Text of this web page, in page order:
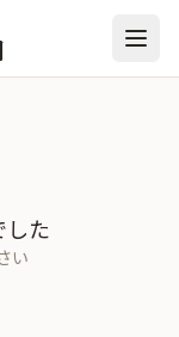
した
い